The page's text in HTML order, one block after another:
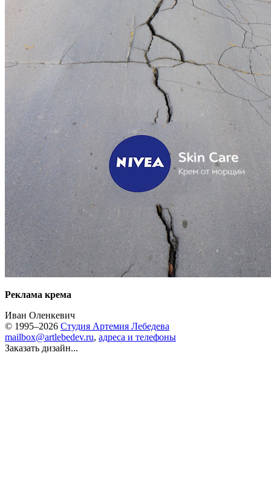
Реклама крема
Иван Оленкевич
© 1995–2026 Студия Артемия Лебедева
mailbox@artlebedev.ru, адреса и телефоны
Заказать дизайн...